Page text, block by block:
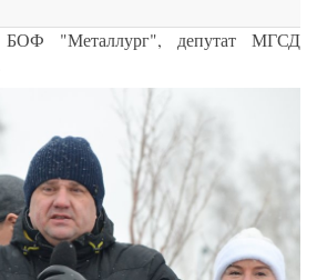
БОФ "Металлург", депутат МГСД